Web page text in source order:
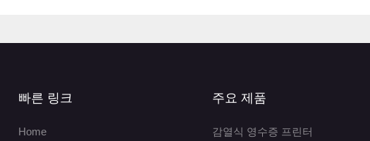
빠른 링크
Home
주요 제품
감열식 영수증 프린터